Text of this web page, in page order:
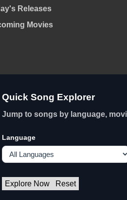
Releases
Movies
Quick Song Explorer
Jump to songs by language,
Language
Explore Now Reset